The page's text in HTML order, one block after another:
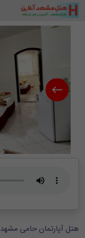
هتل آپارتمان حامی مشهد